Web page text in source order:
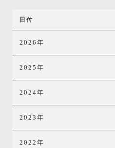
日付
2026年
2025年
2024年
2023年
2022年